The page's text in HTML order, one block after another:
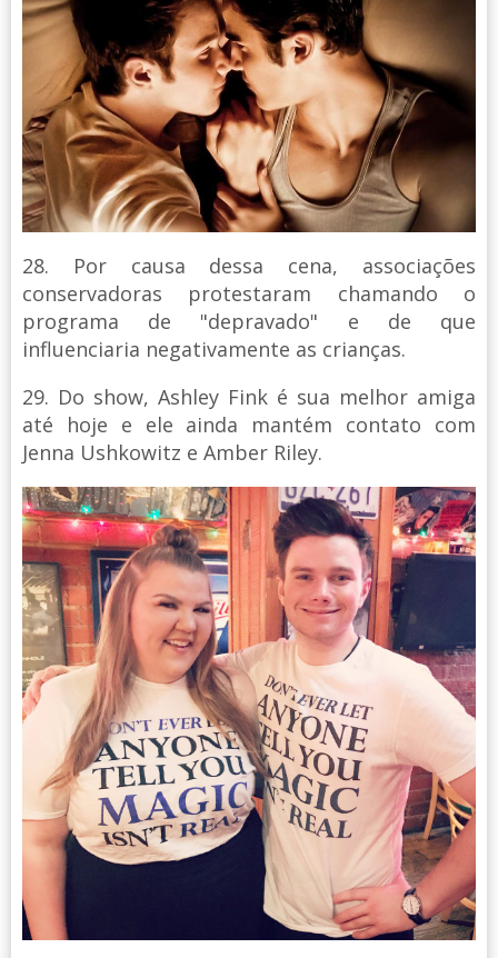
28. Por causa dessa cena, associações
conservadoras protestaram chamando o
programa de "depravado" e de que
influenciaria negativamente as crianças.
29. Do show, Ashley Fink é sua melhor amiga
até hoje e ele ainda mantém contato com
Jenna Ushkowitz e Amber Riley.